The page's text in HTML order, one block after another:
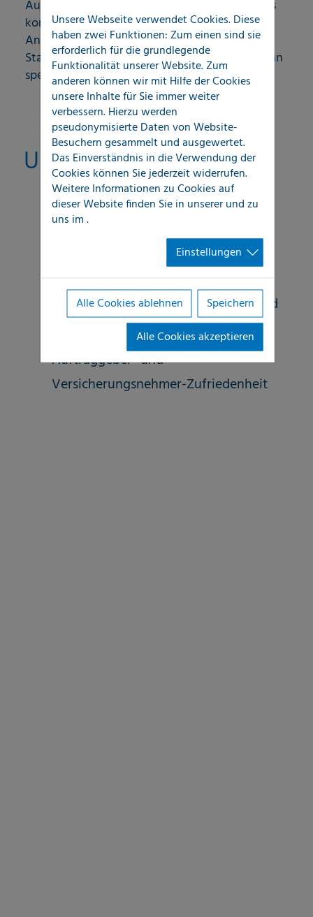
Auftraggeber verbunden. Dabei richten wir uns
konsequent aus an deren Wünsche und
Anforderungen und verbinden dabei hohe
Standardisierung mit individueller Anpassung an
spezifische Kundenanforderungen.
Unsere Ziele:
Schadenaufwand-Reduzierung
Prozessbeschleunigung
Schadenmanagement bei Feuchte- und
Leitungswasserschäden
Auftraggeber- und
Versicherungsnehmer-Zufriedenheit
Unsere Webseite verwendet Cookies. Diese
haben zwei Funktionen: Zum einen sind sie
erforderlich für die grundlegende
Funktionalität unserer Website. Zum
anderen können wir mit Hilfe der Cookies
unsere Inhalte für Sie immer weiter
verbessern. Hierzu werden
pseudonymisierte Daten von Website-
Besuchern gesammelt und ausgewertet.
Das Einverständnis in die Verwendung der
Cookies können Sie jederzeit widerrufen.
Weitere Informationen zu Cookies auf
dieser Website finden Sie in unsererund zu
uns im.
Einstellungen
Alle Cookies ablehnen
Speichern
Alle Cookies akzeptieren